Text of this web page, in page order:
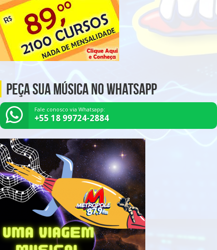
Peça Sua Música no Whatsapp
Fale conosco via Whatsapp:
+55 18 99724-2884